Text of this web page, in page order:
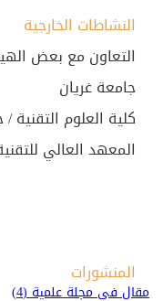
النشاطات الخارجية
التعاون مع بعض
جامعة غريان
كلية العلوم التقنية /
المعهد العالي
المنشورات
مقال في مجلة علمية (4)